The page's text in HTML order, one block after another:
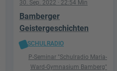
30. Sep. 2022 · 22:54 Min
Bamberger
Geistergeschichten
SCHULRADIO
P-Seminar "Schulradio Maria-
Ward-Gymnasium Bamberg"